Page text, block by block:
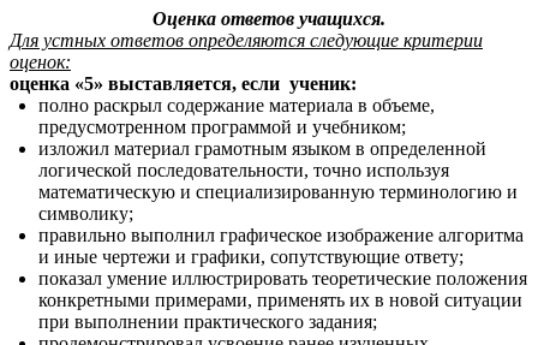
Оценка ответов учащихся.
Для устных ответов определяются следующие критерии
оценок:
оценка «5» выставляется, если ученик:
полно раскрыл содержание материала в объеме,
предусмотренном программой и учебником;
изложил материал грамотным языком в определенной
логической последовательности, точно используя
математическую и специализированную терминологию и
символику;
правильно выполнил графическое изображение алгоритма
и иные чертежи и графики, сопутствующие ответу;
показал умение иллюстрировать теоретические положения
конкретными примерами, применять их в новой ситуации
при выполнении практического задания;